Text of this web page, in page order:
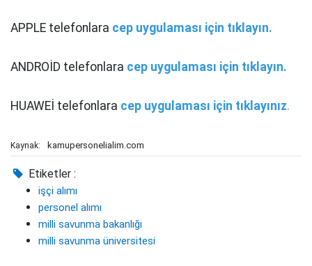
APPLE telefonlara cep uygulaması için tıklayın.
ANDROİD telefonlara cep uygulaması için tıklayın.
HUAWEİ telefonlara cep uygulaması için tıklayınız.
Kaynak: kamupersonelialim.com
Etiketler :
işçi alımı
personel alımı
milli savunma bakanlığı
milli savunma üniversitesi